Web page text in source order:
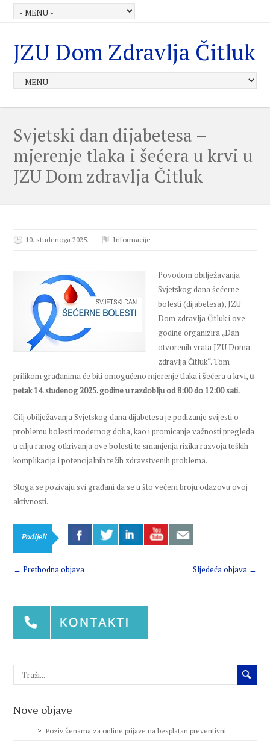
JZU Dom Zdravlja Čitluk
Svjetski dan dijabetesa –
mjerenje tlaka i šećera u krvi u
JZU Dom zdravlja Čitluk
10. studenoga 2025. Informacije
Povodom obilježavanja
Svjetskog dana šećerne
bolesti (dijabetesa), JZU
Dom zdravlja Čitluk i ove
godine organizira „Dan
otvorenih vrata JZU Doma
zdravlja Čitluk“. Tom
prilikom građanima će biti omogućeno mjerenje tlaka i šećera u krvi,u
petak 14. studenog 2025. godine u razdoblju od 8:00 do 12:00 sati.
Cilj obilježavanja Svjetskog dana dijabetesa je podizanje svijesti o
problemu bolesti modernog doba, kao i promicanje važnosti pregleda
u cilju ranog otkrivanja ove bolesti te smanjenja rizika razvoja teških
komplikacija i potencijalnih težih zdravstvenih problema.
Stoga se pozivaju svi građani da se u što većem broju odazovu ovoj
aktivnosti.
Podijeli
← Prethodna objava Sljedeća objava →
Nove objave
Poziv ženama za online prijave na besplatan preventivni